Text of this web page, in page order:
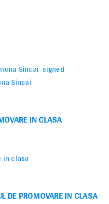
Sincai_signed
Sincai
IN CLASA
in clasa
DE PROMOVARE IN CLASA